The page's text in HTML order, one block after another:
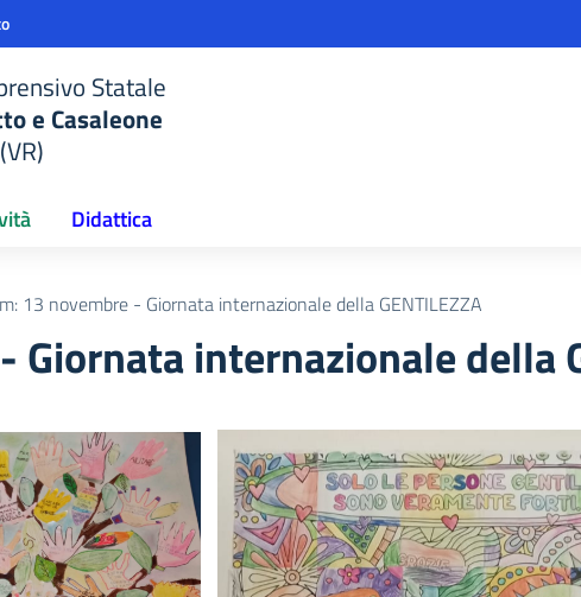
Statale
e Casaleone
Didattica
13 novembre - Giornata internazionale della GENTILEZZA
Giornata internazionale della